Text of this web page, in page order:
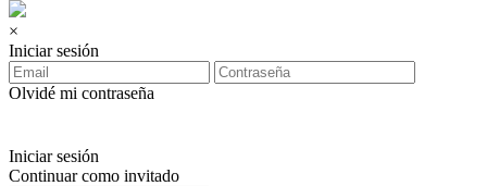
×
Iniciar sesión
Olvidé mi contraseña
Iniciar sesión
Continuar como invitado